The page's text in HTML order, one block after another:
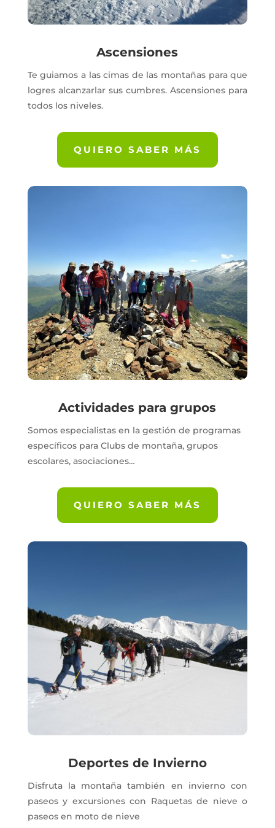
Ascensiones
Te guiamos a las cimas de las montañas para que
logres alcanzarlar sus cumbres. Ascensiones para
todos los niveles.
QUIERO SABER MÁS
Actividades para grupos
Somos especialistas en la gestión de programas
específicos para Clubs de montaña, grupos
escolares, asociaciones…
QUIERO SABER MÁS
Deportes de Invierno
Disfruta la montaña también en invierno con
paseos y excursiones con Raquetas de nieve o
paseos en moto de nieve